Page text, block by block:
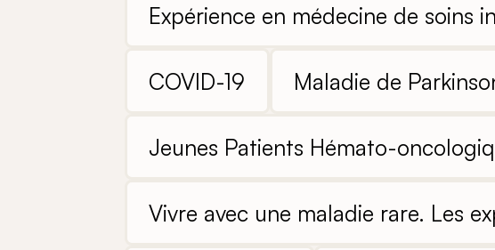
Expérience en médecine de soins
COVID-19 Maladie de
Jeunes Patients Hémato-
Vivre avec une maladie rare. Les